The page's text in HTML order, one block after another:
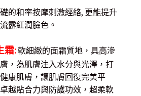
的和率按摩刺激經絡, 更能提升
露紅潤臉色。
霜:軟細緻的面霜質地，具高滲
，為肌膚注入水分與光澤，打
康肌膚，讓肌膚回復完美平
越貼合力與防護功效，超柔軟